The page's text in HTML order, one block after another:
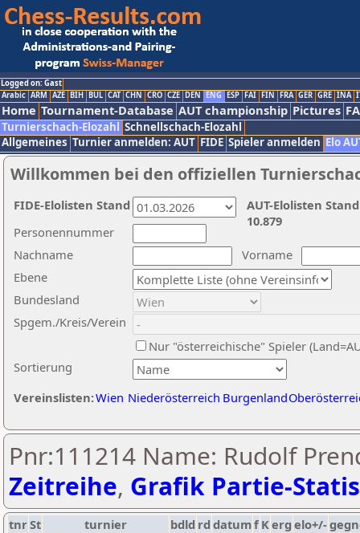
Logged on: Gast
Arabic ARM AZE BIH BUL CAT CHN CRO CZE DEN ENG ESP FAI FIN FRA GER GRE INA
Home Tournament-Database AUT championship Pictures
Turnierschach-Elozahl Schnellschach-Elozahl
Allgemeines Turnier anmelden: AUT FIDE Spieler anmelden Elo
Willkommen bei den offiziellen
Nachname
Vorname
Ebene
Sortierung
Personennummer
Bundesland
Spgem./Kreis/Verein
Nur "österreichische" Spieler
Vereinslisten:Wien Niederösterreich Burgenland
AUT-Elolisten
10.879
FIDE-Elolisten Stand
Pnr:111214 Name: Rudolf
Zeitreihe, Grafik Partie-
tnrSt turnier bdld rd datumf Kerg elo+/-